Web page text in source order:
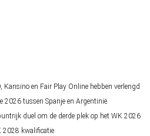
Kansino en Fair Play Online hebben verlengd
2026 tussen Spanje en Argentinië
duel om de derde plek op het WK 2026
2028 kwalificatie